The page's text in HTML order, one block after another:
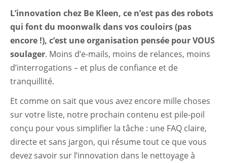
L’innovation chez Be Kleen, ce n’est pas des robots
qui font du moonwalk dans vos couloirs (pas
encore !), c’est une organisation pensée pour VOUS
soulager. Moins d’e-mails, moins de relances, moins
d’interrogations – et plus de confiance et de
tranquillité.
Et comme on sait que vous avez encore mille choses
sur votre liste, notre prochain contenu est pile-poil
conçu pour vous simplifier la tâche : une FAQ claire,
directe et sans jargon, qui résume tout ce que vous
devez savoir sur l’innovation dans le nettoyage à